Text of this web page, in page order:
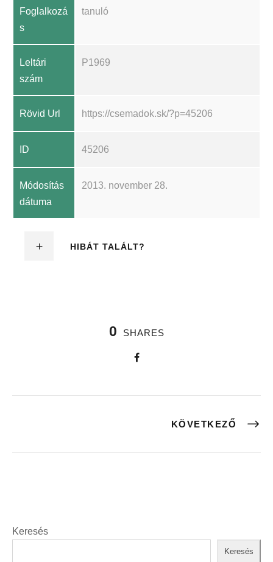
Foglalkozá
s
tanuló
Leltári
szám
P1969
Rövid Url https://csemadok.sk/?p=45206
ID 45206
Módosítás
dátuma
2013. november 28.
HIBÁT TALÁLT?
0 SHARES
KÖVETKEZŐ
Keresés
Keresés